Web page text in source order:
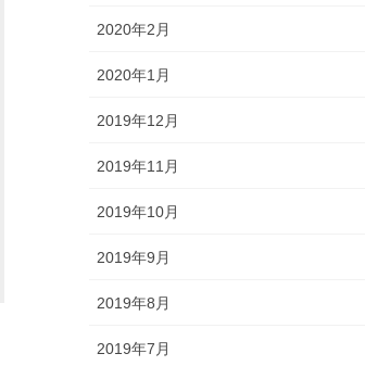
2020年2月
2020年1月
2019年12月
2019年11月
2019年10月
2019年9月
2019年8月
2019年7月